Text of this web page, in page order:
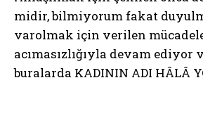
midir, bilmiyorum fakat
varolmak için verilen
acımasızlığıyla devam ediyor
buralarda KADININ ADI HÂLÂ